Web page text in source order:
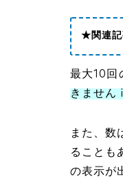
★関連記
最大10回
きません
また、数
ることも
の表示が